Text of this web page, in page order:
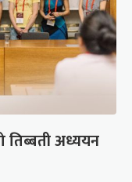
तिब्बती अध्ययन